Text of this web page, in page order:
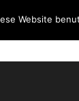
Website